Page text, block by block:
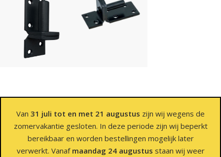
Van 31 juli tot en met 21 augustus zijn wij wegens de
zomervakantie gesloten. In deze periode zijn wij beperkt
bereikbaar en worden bestellingen mogelijk later
verwerkt. Vanaf maandag 24 augustus staan wij weer